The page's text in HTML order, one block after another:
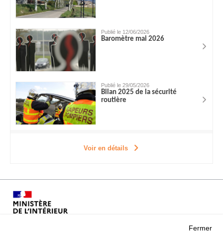
Publié le 12/06/2026
Baromètre mai 2026
Publié le 29/05/2026
Bilan 2025 de la sécurité
routière
Voir en détails
Fermer